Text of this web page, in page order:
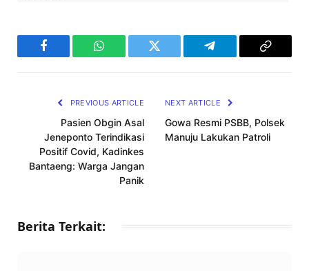
Facebook WhatsAppTwitter Telegram
Copy
PREVIOUS ARTICLE
Pasien Obgin Asal
Jeneponto Terindikasi
Positif Covid, Kadinkes
Bantaeng: Warga Jangan
Panik
NEXT ARTICLE
Gowa Resmi PSBB, Polsek
Manuju Lakukan Patroli
Berita Terkait: